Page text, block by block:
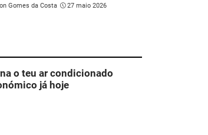
Gomes da Costa 27 maio 2026
o teu ar condicionado
já hoje